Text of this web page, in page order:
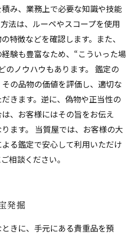
み、業務上で必要な知識や技能
法は、ルーペやスコープを使用
特徴などを確認します。また、
験も豊富なため、“こういった場
のノウハウもあります。 鑑定の
の品物の価値を評価し、適切な
きます。逆に、偽物や正当性の
、お客様にはその旨をお伝え
ます。 当質屋では、お客様の大
る鑑定で安心して利用いただけ
相談ください。
発掘
きに、手元にある貴重品を預